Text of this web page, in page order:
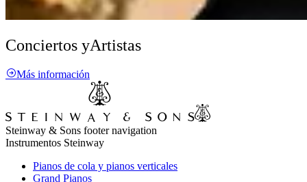
Conciertos yArtistas
Más información
Steinway & Sons footer navigation
Instrumentos Steinway
Pianos de cola y pianos verticales
Grand Pianos